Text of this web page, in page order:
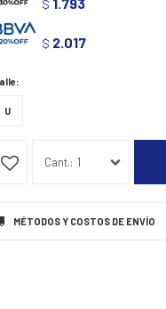
$ 1.793
$ 2.017
U
1
MÉTODOS Y COSTOS DE ENVÍO